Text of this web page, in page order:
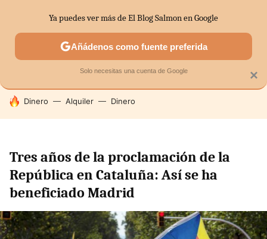
SECTORES ECONOMÍA DOMÉSTICA MERCADOS
HOY SE HABLA DE
Dinero Alquiler Dinero
Tres años de la proclamación de la
República en Cataluña: Así se ha
beneficiado Madrid
×
Ya puedes ver más de El Blog Salmon en Google
Añádenos como fuente preferida
Solo necesitas una cuenta de Google